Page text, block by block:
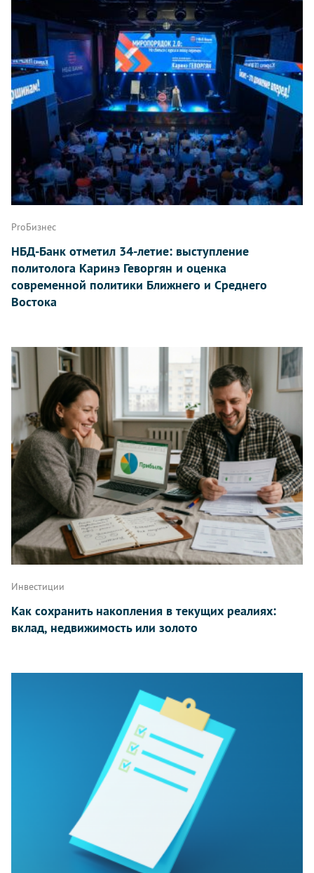
ProБизнес
НБД-Банк отметил 34-летие: выступление
политолога Каринэ Геворгян и оценка
современной политики Ближнего и Среднего
Востока
Инвестиции
Как сохранить накопления в текущих реалиях:
вклад, недвижимость или золото